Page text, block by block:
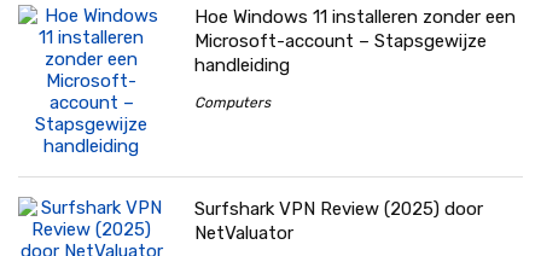
Hoe Windows 11 installeren zonder een
Microsoft-account – Stapsgewijze
handleiding
Computers
Surfshark VPN Review (2025) door
NetValuator